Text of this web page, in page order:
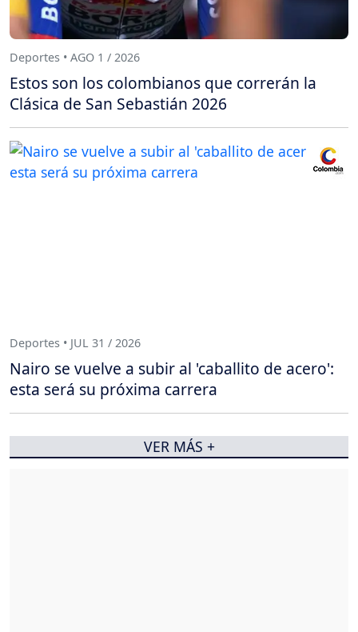
Deportes • AGO 1 / 2026
Estos son los colombianos que correrán la
Clásica de San Sebastián 2026
Deportes • JUL 31 / 2026
Nairo se vuelve a subir al 'caballito de acero':
esta será su próxima carrera
VER MÁS +